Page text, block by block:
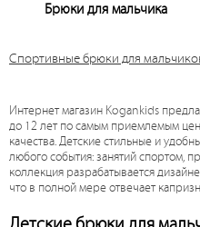
Брюки для мальчика
Спортивные брюки для
Интернет магазин Kogankids
до 12 лет по самым приемлемым
качества. Детские стильные и
любого события: занятий спортом,
коллекция разрабатывается
что в полной мере отвечает